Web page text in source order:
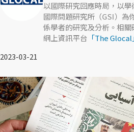
以國際研究回應時局，以
國際問題研究所（GSI）為
係學者的研究及分析。相
網上資訊平台 「The Glocal
2023-03-21